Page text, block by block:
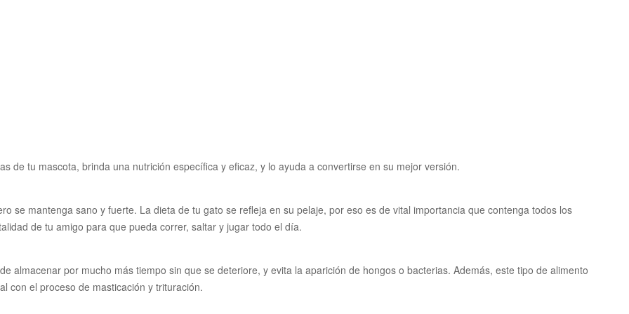
de tu mascota, brinda una nutrición específica y eficaz, y lo ayuda a convertirse en su mejor versión.
se mantenga sano y fuerte. La dieta de tu gato se refleja en su pelaje, por eso es de vital importancia que contenga todos los
de tu amigo para que pueda correr, saltar y jugar todo el día.
almacenar por mucho más tiempo sin que se deteriore, y evita la aparición de hongos o bacterias. Además, este tipo de alimento
con el proceso de masticación y trituración.